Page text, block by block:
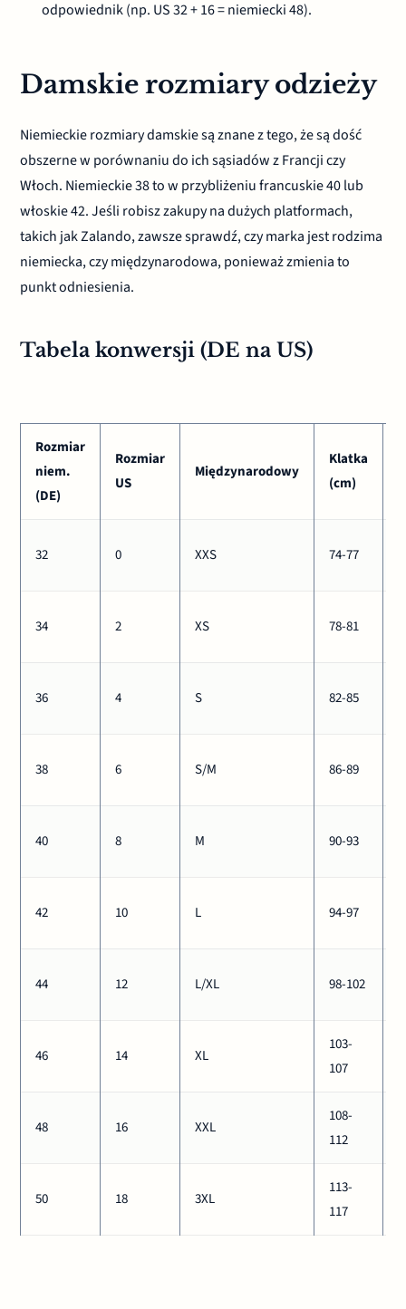
odpowiednik (np. US 32 + 16 = niemiecki 48).
Damskie rozmiary odzieży
Niemieckie rozmiary damskie są znane z tego, że są dość
obszerne w porównaniu do ich sąsiadów z Francji czy
Włoch. Niemieckie 38 to w przybliżeniu francuskie 40 lub
włoskie 42. Jeśli robisz zakupy na dużych platformach,
takich jak Zalando, zawsze sprawdź, czy marka jest rodzima
niemiecka, czy międzynarodowa, ponieważ zmienia to
punkt odniesienia.
Tabela konwersji (DE na US)
Rozmiar
niem.
(DE)
Rozmiar
US
Międzynarodowy
Klatka
(cm)
32 0 XXS 74-77
34 2 XS 78-81
36 4 S 82-85
38 6 S/M 86-89
40 8 M 90-93
42 10 L 94-97
44 12 L/XL 98-102
46 14 XL
103-
107
48 16 XXL
108-
112
50 18 3XL
113-
117